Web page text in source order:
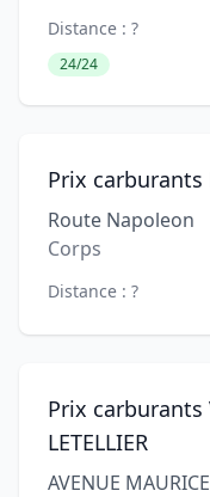
Distance : ?
24/24
Prix carburants
Route Napoleon
Corps
Distance : ?
Prix carburants
LETELLIER
AVENUE